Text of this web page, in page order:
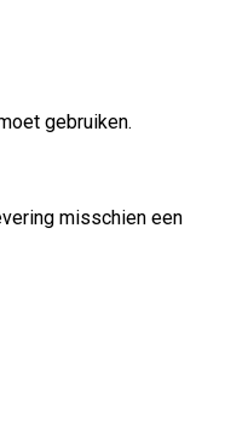
gebruiken.
misschien een